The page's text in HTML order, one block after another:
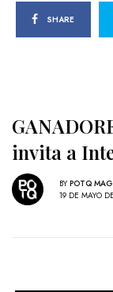
SHARE
invita a
BY POTQ
19 DE MAYO